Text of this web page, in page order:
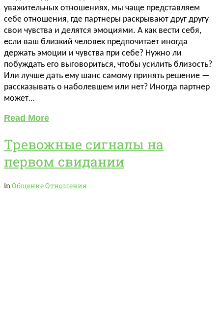
уважительных отношениях, мы чаще представляем
себе отношения, где партнеры раскрывают друг другу
свои чувства и делятся эмоциями. А как вести себя,
если ваш близкий человек предпочитает иногда
держать эмоции и чувства при себе? Нужно ли
побуждать его выговориться, чтобы усилить близость?
Или лучше дать ему шанс самому принять решение —
рассказывать о наболевшем или нет? Иногда партнер
может…
Read More
Тревожные сигналы на
первом свидании
inОбщениеОтношения